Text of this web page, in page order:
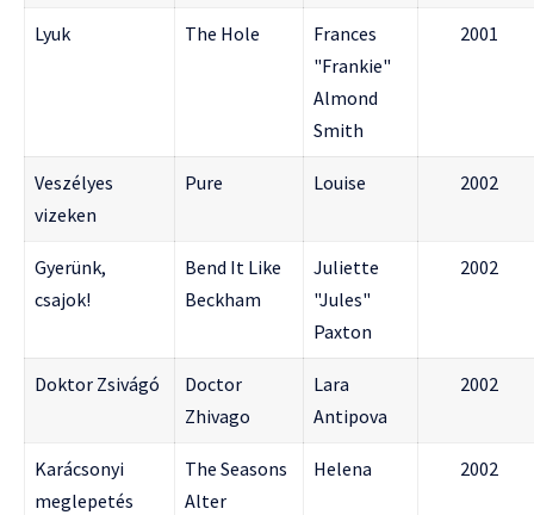
Lyuk The Hole
Frances
"Frankie"
Almond
Smith
2001
Veszélyes
vizeken
Pure Louise 2002
Gyerünk,
csajok!
Bend It Like
Beckham
Juliette
"Jules"
Paxton
2002
Doktor Zsivágó
Doctor
Zhivago
Lara
Antipova
2002
Karácsonyi
meglepetés
The Seasons
Alter
Helena 2002